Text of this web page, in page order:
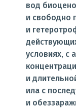
вод
и свободно
и
условиях, с
и
ила с
и